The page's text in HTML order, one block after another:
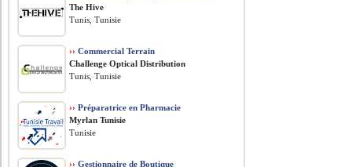
The Hive
Tunis, Tunisie
›› Commercial Terrain
Challenge Optical Distribution
Tunis, Tunisie
›› Préparatrice en Pharmacie
Myrlan Tunisie
Tunisie
›› Gestionnaire de Boutique